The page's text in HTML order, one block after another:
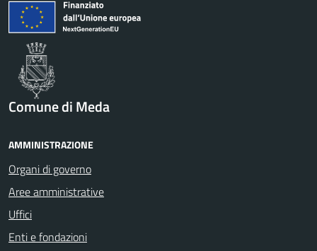
Comune di Meda
AMMINISTRAZIONE
Organi di governo
Aree amministrative
Uffici
Enti e fondazioni